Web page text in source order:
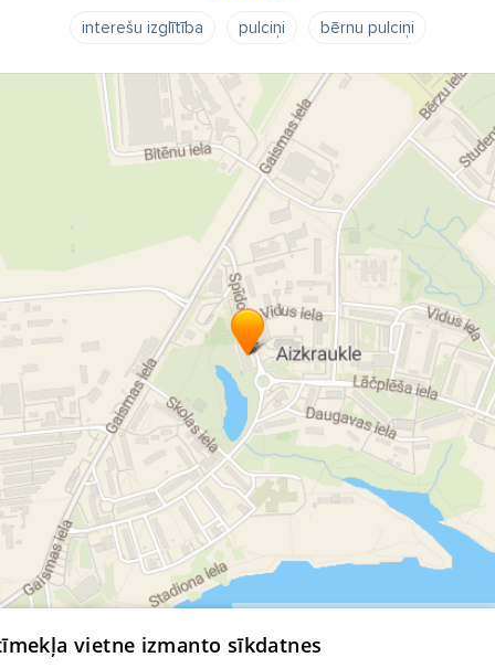
interešu izglītība pulciņi bērnu pulciņi
© MapTiler© OpenStreetMap contributors
vietne izmanto sīkdatnes